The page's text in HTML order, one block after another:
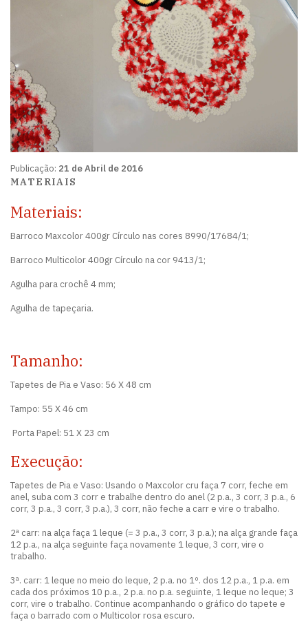
Publicação: 21 de Abril de 2016
MATERIAIS
Materiais:
Barroco Maxcolor 400gr Círculo nas cores 8990/17684/1;
Barroco Multicolor 400gr Círculo na cor 9413/1;
Agulha para crochê 4 mm;
Agulha de tapeçaria.
Tamanho:
Tapetes de Pia e Vaso: 56 X 48 cm
Tampo: 55 X 46 cm
Porta Papel: 51 X 23 cm
Execução:
Tapetes de Pia e Vaso: Usando o Maxcolor cru faça 7 corr, feche em
anel, suba com 3 corr e trabalhe dentro do anel (2 p.a., 3 corr, 3 p.a., 6
corr, 3 p.a., 3 corr, 3 p.a.), 3 corr, não feche a carr e vire o trabalho.
2ª carr: na alça faça 1 leque (= 3 p.a., 3 corr, 3 p.a.); na alça grande faça
12 p.a., na alça seguinte faça novamente 1 leque, 3 corr, vire o
trabalho.
3ª. carr: 1 leque no meio do leque, 2 p.a. no 1º. dos 12 p.a., 1 p.a. em
cada dos próximos 10 p.a., 2 p.a. no p.a. seguinte, 1 leque no leque; 3
corr, vire o trabalho. Continue acompanhando o gráfico do tapete e
faça o barrado com o Multicolor rosa escuro.